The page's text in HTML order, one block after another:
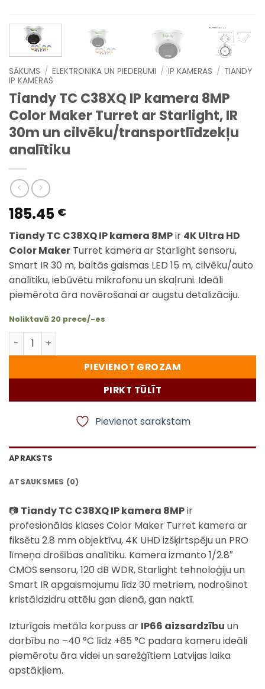
SĀKUMS / ELEKTRONIKA UN PIEDERUMI / IP KAMERAS / TIANDY
IP KAMERAS
Tiandy TC C38XQ IP kamera 8MP
Color Maker Turret ar Starlight, IR
30m un cilvēku/transportlīdzekļu
analītiku
185.45 €
Tiandy TC C38XQ IP kamera 8MPir 4K Ultra HD
Color Maker Turret kamera ar Starlight sensoru,
Smart IR 30 m, baltās gaismas LED 15 m, cilvēku/auto
analītiku, iebūvētu mikrofonu un skaļruni. Ideāli
piemērota āra novērošanai ar augstu detalizāciju.
Noliktavā 20 prece/-es
Tiandy TC C38XQ IP kamera 8MP Color Maker Turret
PIEVIENOT GROZAM
PIRKT TŪLĪT
Pievienot sarakstam
APRAKSTS
ATSAUKSMES (0)
📷 Tiandy TC C38XQ IP kamera 8MPir
profesionālas klases Color Maker Turret kamera ar
fiksētu 2.8 mm objektīvu, 4K UHD izšķirtspēju un PRO
līmeņa drošības analītiku. Kamera izmanto 1/2.8″
CMOS sensoru, 120 dB WDR, Starlight tehnoloģiju un
Smart IR apgaismojumu līdz 30 metriem, nodrošinot
kristāldzidru attēlu gan dienā, gan naktī.
Izturīgais metāla korpuss ar IP66 aizsardzību un
darbību no –40 °C līdz +65 °C padara kameru ideāli
piemērotu āra videi un sarežģītiem Latvijas laika
apstākļiem.